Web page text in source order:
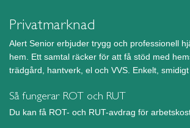
Privatmarknad
Alert Senior erbjuder trygg och professionell
hem. Ett samtal räcker för att få stöd med
trädgård, hantverk, el och VVS. Enkelt, smidigt
Så fungerar ROT och RUT
Du kan få ROT- och RUT-avdrag för